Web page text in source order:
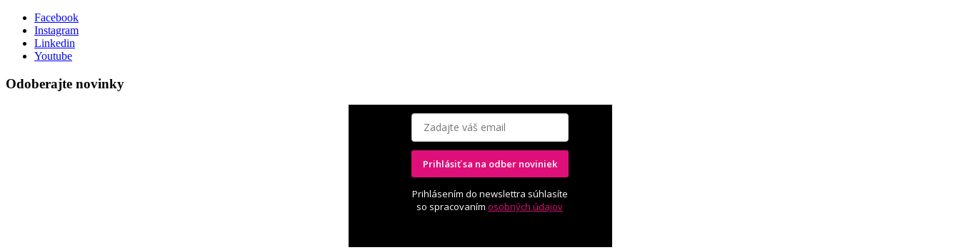
Facebook
Instagram
Linkedin
Youtube
Odoberajte novinky
Prihlásiť sa na odber noviniek
Prihlásením do newslettra súhlasíte
so spracovaním osobných údajov